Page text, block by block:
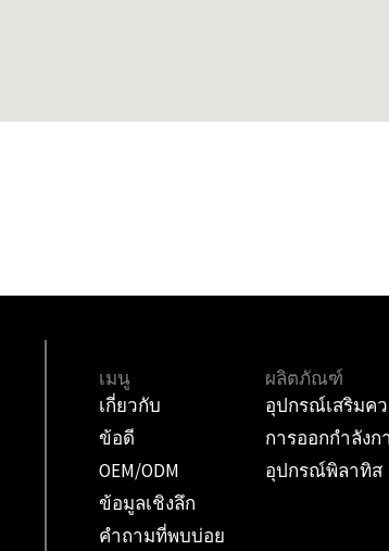
เมนู
เกี่ยวกับ
ข้อดี
OEM/ODM
ข้อมูลเชิงลึก
คำถามที่พบบ่อย
ผลิตภัณฑ์
อุปกรณ์เสริมค
การออกกำลัง
อุปกรณ์พิลาทิส